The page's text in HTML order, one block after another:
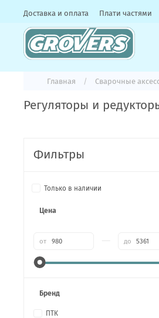
Доставка и оплата Плати частями
Главная Сварочные
Регуляторы и
Фильтры
Только в наличии
Цена
от до
Бренд
ПТК